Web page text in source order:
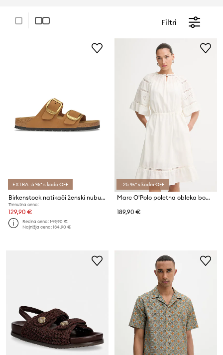
Filtri
EXTRA -5 %* s kodo OFF
Birkenstock natikači ženski nubukovani Arizona Big Buckle Nubuck Leather
Trenutna cena:
129,90 €
Redna cena:149,90 €
Najnižja cena:134,90 €
-25 %* s kodo: OFF
Marc O'Polo poletna obleka bombažna
189,90 €